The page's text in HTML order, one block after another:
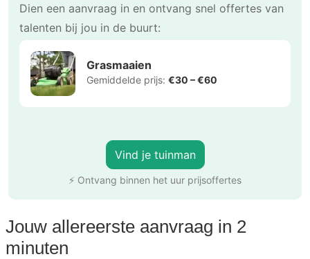
Dien een aanvraag in en ontvang snel offertes van
talenten bij jou in de buurt:
Grasmaaien
Gemiddelde prijs: €30 – €60
Vind je tuinman
⚡ Ontvang binnen het uur prijsoffertes
Jouw allereerste aanvraag in 2
minuten